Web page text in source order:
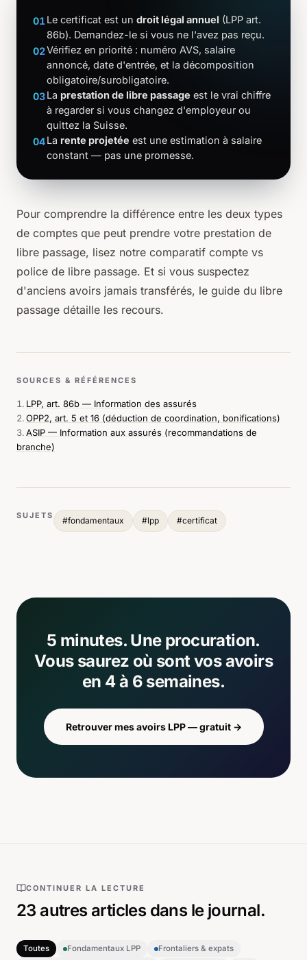
01Le certificat est un droit légal annuel (LPP art.
86b). Demandez-le si vous ne l'avez pas reçu.
02Vérifiez en priorité : numéro AVS, salaire
annoncé, date d'entrée, et la décomposition
obligatoire/surobligatoire.
03La prestation de libre passage est le vrai chiffre
à regarder si vous changez d'employeur ou
quittez la Suisse.
04La rente projetée est une estimation à salaire
constant — pas une promesse.
Pour comprendre la différence entre les deux types
de comptes que peut prendre votre prestation de
libre passage, lisez notre comparatif compte vs
police de libre passage. Et si vous suspectez
d'anciens avoirs jamais transférés, le guide du libre
passage détaille les recours.
SOURCES & RÉFÉRENCES
LPP, art. 86b — Information des assurés
OPP2, art. 5 et 16 (déduction de coordination, bonifications)
ASIP — Information aux assurés (recommandations de
branche)
SUJETS #fondamentaux #lpp #certificat
5 minutes. Une procuration.
Vous saurez où sont vos avoirs
en 4 à 6 semaines.
Retrouver mes avoirs LPP — gratuit→
CONTINUER LA LECTURE
23 autres articlesdans le journal.
Toutes Fondamentaux LPP
Frontaliers & expats